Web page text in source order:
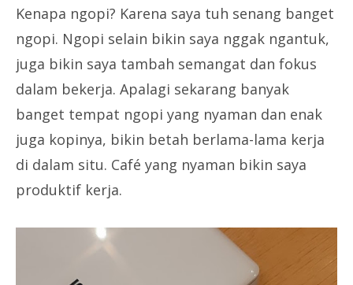
Kenapa ngopi? Karena saya tuh senang banget
ngopi. Ngopi selain bikin saya nggak ngantuk,
juga bikin saya tambah semangat dan fokus
dalam bekerja. Apalagi sekarang banyak
banget tempat ngopi yang nyaman dan enak
juga kopinya, bikin betah berlama-lama kerja
di dalam situ. Café yang nyaman bikin saya
produktif kerja.